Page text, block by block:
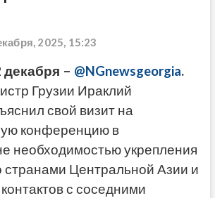
2025, 15:23
– @NGnewsgeorgia.
Грузии Ираклий
свой визит на
конференцию в
необходимостью укрепления
Центральной Азии и
с соседними